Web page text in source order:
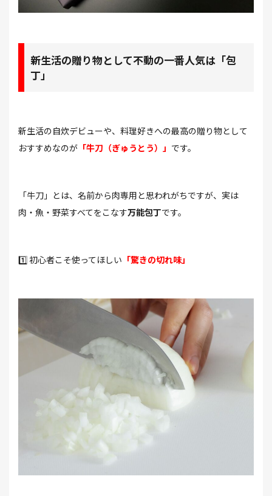
新生活の贈り物として不動の一番人気は「包
丁」
新生活の自炊デビューや、料理好きへの最高の贈り物として
おすすめなのが 「牛刀（ぎゅうとう）」 です。
「牛刀」とは、名前から肉専用と思われがちですが、実は
肉・魚・野菜すべてをこなす万能包丁です。
1️⃣ 初心者こそ使ってほしい 「驚きの切れ味」